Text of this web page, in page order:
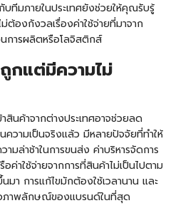
ทีมภายในประเทศยังช่วยให้คุณรับรู้
องกังวลเรื่องค่าใช้จ่ายที่มาจาก
การผลิตหรือโลจิสติกส์
กแต่มีความไม่
สินค้าจากต่างประเทศอาจช่วยลด
วามเป็นจริงแล้ว มีหลายปัจจัยที่ทำให้
มล่าช้าในการขนส่ง ค่าบริหารจัดการ
ค่าใช้จ่ายจากการที่สินค้าไม่เป็นไปตาม
า การแก้ไขมักต้องใช้เวลานาน และ
ภาพลักษณ์ของแบรนด์ในที่สุด